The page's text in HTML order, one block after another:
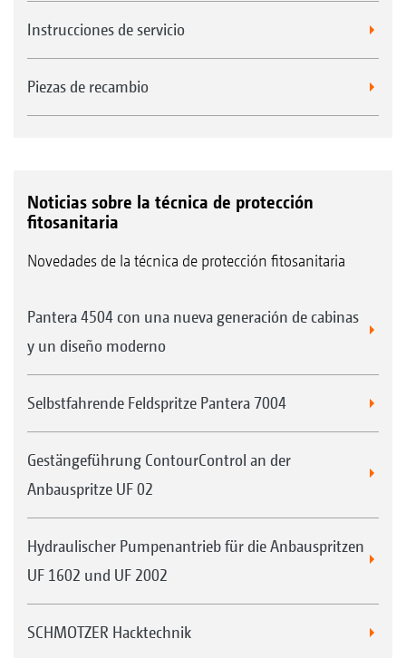
Instrucciones de servicio
Piezas de recambio
Noticias sobre la técnica de protección
fitosanitaria
Novedades de la técnica de protección fitosanitaria
Pantera 4504 con una nueva generación de cabinas
y un diseño moderno
Selbstfahrende Feldspritze Pantera 7004
Gestängeführung ContourControl an der
Anbauspritze UF 02
Hydraulischer Pumpenantrieb für die Anbauspritzen
UF 1602 und UF 2002
SCHMOTZER Hacktechnik